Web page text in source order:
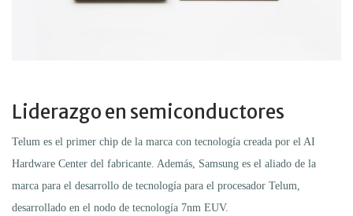
Liderazgo en semiconductores
Telum es el primer chip de la marca con tecnología creada por el AI
Hardware Center del fabricante. Además, Samsung es el aliado de la
marca para el desarrollo de tecnología para el procesador Telum,
desarrollado en el nodo de tecnología 7nm EUV.